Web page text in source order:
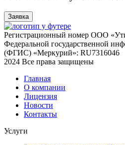
Заявка
Регистрационный номер ООО
Федеральной государственной
(ФГИС) «Меркурий»: RU7316046
2024 Все права защищены
Главная
О компании
Лицензия
Новости
Контакты
Услуги